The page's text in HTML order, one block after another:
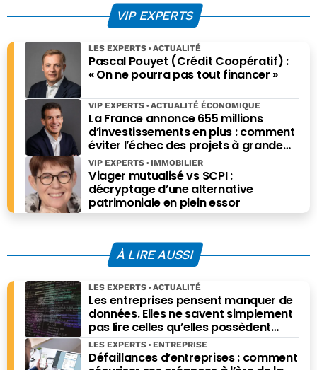
choisie
trop souvent
oublié
VIP EXPERTS
Pascal Pouyet (Crédit Coopératif) :
« On ne pourra pas tout financer »
LES EXPERTS ACTUALITÉ
La France annonce 655 millions
d’investissements en plus : comment
éviter l’échec des projets à grande
échelle ?
VIP EXPERTS ACTUALITÉ ÉCONOMIQUE
Viager mutualisé vs SCPI :
décryptage d’une alternative
patrimoniale en plein essor
VIP EXPERTS IMMOBILIER
À LIRE AUSSI
Les entreprises pensent manquer de
données. Elles ne savent simplement
pas lire celles qu’elles possèdent
déjà.
LES EXPERTS ACTUALITÉ
Défaillances d’entreprises : comment
LES EXPERTS ENTREPRISE